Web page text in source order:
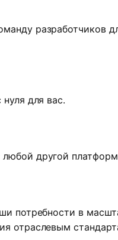
разработчиков
для вас.
другой
потребности в
отраслевым